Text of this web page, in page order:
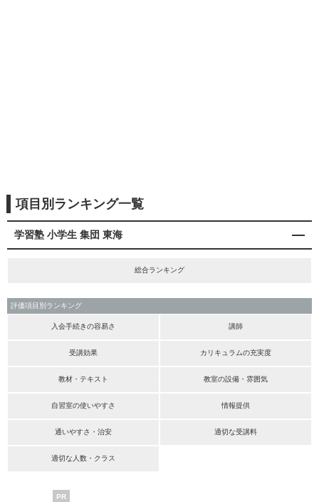
項目別ランキング一覧
学習塾 小学生 集団 東海
総合ランキング
評価項目別ランキング
入会手続きの容易さ 講師
受講効果 カリキュラムの充実度
教材・テキスト 教室の設備・雰囲気
自習室の使いやすさ 情報提供
通いやすさ・治安 適切な受講料
適切な人数・クラス
PR